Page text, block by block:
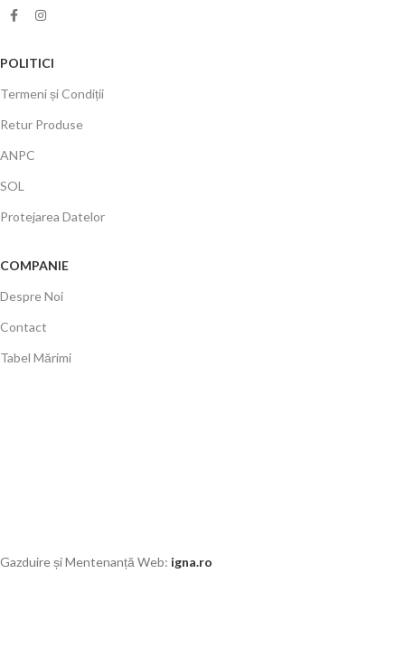
POLITICI
Termeni și Condiții
Retur Produse
ANPC
SOL
Protejarea Datelor
COMPANIE
Despre Noi
Contact
Tabel Mărimi
Gazduire și Mentenanță Web: igna.ro